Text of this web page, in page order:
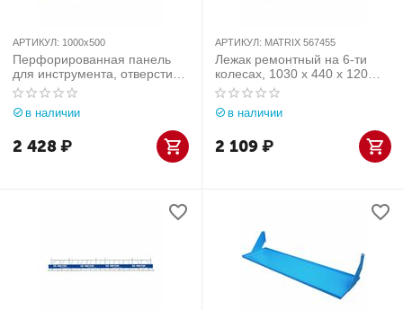
АРТИКУЛ: 1000х500
Перфорированная панель
для инструмента, отверстия
10х10 мм Практик
в наличии
2 428₽
АРТИКУЛ: MATRIX 567455
Лежак ремонтный на 6-ти
колесах, 1030 х 440 х 120
мм, поднимающийся
подголовник MATRIX 567455
в наличии
2 109₽